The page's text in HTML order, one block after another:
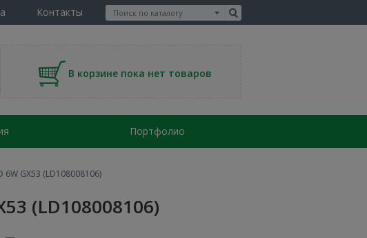
Контакты
В корзине пока нет товаров
Портфолио
6W GX53 (LD108008106)
(LD108008106)